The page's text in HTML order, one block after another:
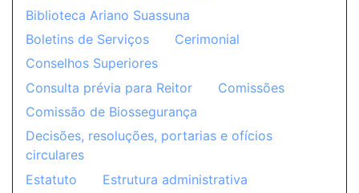
Biblioteca Ariano Suassuna
Boletins de Serviços
Cerimonial
Conselhos Superiores
Consulta prévia para Reitor
Comissões
Comissão de Biossegurança
Decisões, resoluções, portarias e ofícios
circulares
Estatuto
Estrutura administrativa